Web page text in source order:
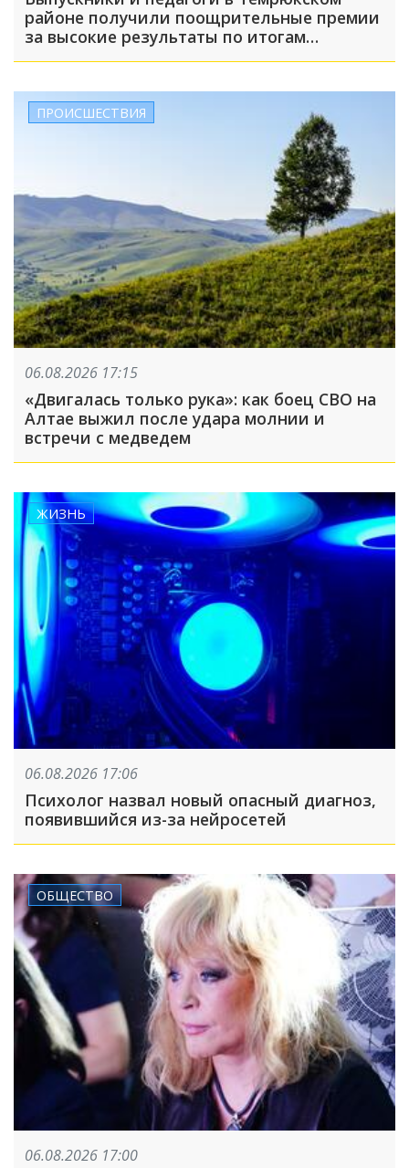
районе получили поощрительные премии
за высокие результаты по итогам
учебного года
ПРОИСШЕСТВИЯ
06.08.2026 17:15
«Двигалась только рука»: как боец СВО на
Алтае выжил после удара молнии и
встречи с медведем
ЖИЗНЬ
06.08.2026 17:06
Психолог назвал новый опасный диагноз,
появившийся из-за нейросетей
ОБЩЕСТВО
06.08.2026 17:00